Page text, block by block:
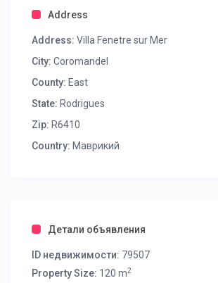
Address
Address: Villa Fenetre sur Mer
City: Coromandel
County: East
State: Rodrigues
Zip: R6410
Country: Маврикий
Детали объявления
ID недвижимости: 79507
Property Size: 120 m2